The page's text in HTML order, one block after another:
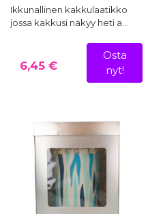
Ikkunallinen kakkulaatikko
jossa kakkusi näkyy heti a…
6,45 €
Osta
nyt!